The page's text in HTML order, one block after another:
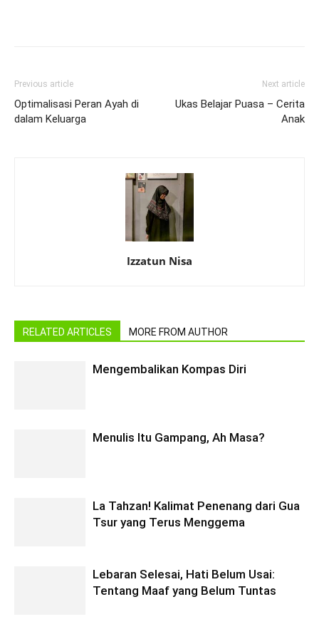
Previous article
Optimalisasi Peran Ayah di
dalam Keluarga
Next article
Ukas Belajar Puasa – Cerita
Anak
Izzatun Nisa
RELATED ARTICLES MORE FROM AUTHOR
Mengembalikan Kompas Diri
Menulis Itu Gampang, Ah Masa?
La Tahzan! Kalimat Penenang dari Gua
Tsur yang Terus Menggema
Lebaran Selesai, Hati Belum Usai:
Tentang Maaf yang Belum Tuntas